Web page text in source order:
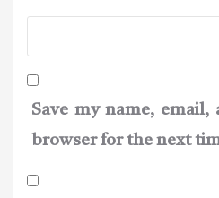
Save my name,
browser for the next